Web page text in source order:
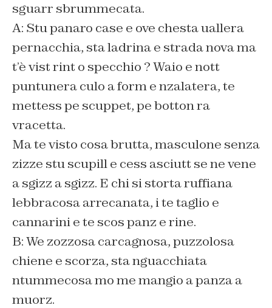
sguarr sbrummecata.
A: Stu panaro case e ove chesta uallera
pernacchia, sta ladrina e strada nova ma
t’è vist rint o specchio ? Waio e nott
puntunera culo a form e nzalatera, te
mettess pe scuppet, pe botton ra
vracetta.
Ma te visto cosa brutta, masculone senza
zizze stu scupill e cess asciutt se ne vene
a sgizz a sgizz. E chi si storta ruffiana
lebbracosa arrecanata, i te taglio e
cannarini e te scos panz e rine.
B: We zozzosa carcagnosa, puzzolosa
chiene e scorza, sta nguacchiata
ntummecosa mo me mangio a panza a
muorz.